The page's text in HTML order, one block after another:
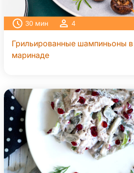
30 мин 4
Грильированные шампиньоны
маринаде